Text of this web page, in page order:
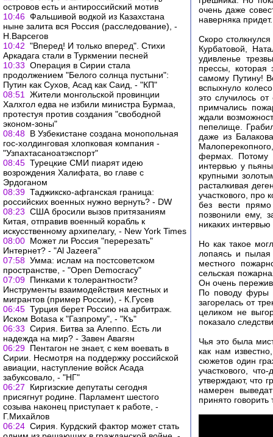
островов есть и антироссийский мотив
10:46 Фальшивой водкой из Казахстана
ныне залита вся Россия (расследование), -
Н.Варсегов
10:42 "Вперед! И только вперед". Стихи
Аркадага стали в Туркмении песней
10:33 Операция в Сирии стала
продолжением "Белого солнца пустыни":
Путин как Сухов, Асад как Саид, - "КП"
08:51
Жители монгольской провинции
Халхгол едва не избили министра Бурмаа,
протестуя против создания "свободной
эконом-зоны"
08:48 В Узбекистане создана монопольная
гос-холдинговая хлопковая компания -
"Узпахтасаноатэкспорт"
08:45 Турецкие СМИ пиарят идею
возрождения Халифата, во главе с
Эрдоганом
08:39 Таджикско-афганская граница:
российских военных нужно вернуть? - DW
08:23 США бросили вызов притязаниям
Китая, отправив военный корабль к
искусственному архипелагу, - New York Times
08:00 Может ли Россия "перерезать"
Интернет? - "Al Jazeera"
07:58 Умма: ислам на постсоветском
пространстве, - "Open Democracy"
07:09 Пинками к толерантности?
Инструменты взаимодействия местных и
мигрантов (пример России), - К.Гусев
06:45 Турция берет Россию на арбитраж.
Иском Botasа к "Газпрому", - "Къ"
06:33 Сирия. Битва за Алеппо. Есть ли
надежда на мир? - Завен Авагян
06:29 Пентагон не знает, с кем воевать в
Сирии. Несмотря на поддержку российской
авиации, наступление войск Асада
забуксовало, - "НГ"
06:27
Киргизские депутаты сегодня
присягнут родине. Парламент шестого
созыва наконец приступает к работе, -
Г.Михайлов
06:24 Сирия. Курдский фактор может стать
очень даже
наверняка придет.
Скоро
Курбатовой,
удивленье
прессы, которая
самому Путину!
вспыхнуло
это случилось
примчались
ждали
пепелище.
даже из
фермах. Потому
интервью у
крупными
расталкивая
участкового, про
без вести
позвонили ему,
никаких интервью
Но как такое
лопаясь и
местного
сельская
Он очень
По поводу фуры
загорелась от
целиком не
показало
Чья это была
как нам
сюжетов один
участкового,
утверждают, что
намерен
принято